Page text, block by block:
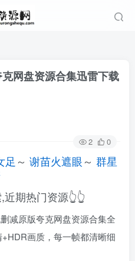
网盘资源合集迅雷下载
2 0
足 ～ 谢苗火遮眼～ 群星
近期热门资源👆👆
减原版夸克网盘资源合集全
画质，每一帧都清晰细